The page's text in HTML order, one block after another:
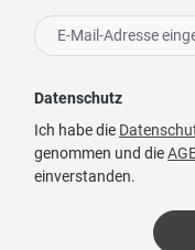
Datenschutz
Ich habe die
genommen und die
einverstanden.